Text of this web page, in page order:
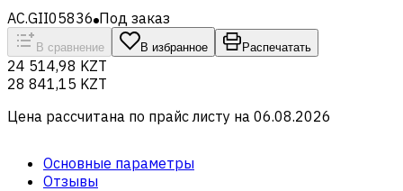
AC.GII05836 Под заказ
В сравнение В избранное Распечатать
24 514,98 KZT
28 841,15 KZT
Цена рассчитана по прайс листу на 06.08.2026
Основные параметры
Отзывы